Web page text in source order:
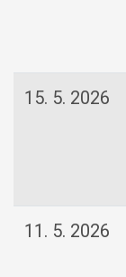
15. 5. 2026
11. 5. 2026